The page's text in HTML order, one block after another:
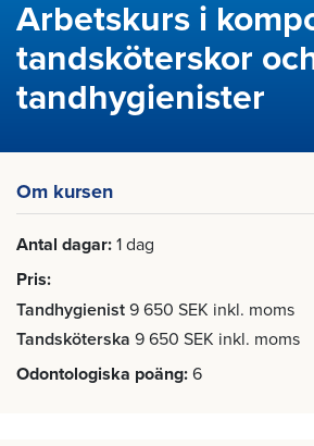
Arbetskurs i
tandsköterskor
tandhygienister
Om kursen
Antal dagar 1 dag
Pris
Tandhygienist 9 650 SEK inkl. moms
Tandsköterska 9 650 SEK inkl. moms
Odontologiska poäng 6